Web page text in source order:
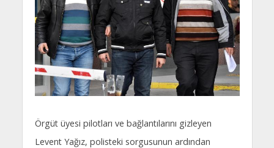
Örgüt üyesi pilotları ve bağlantılarını gizleyen
Levent Yağız, polisteki sorgusunun ardından